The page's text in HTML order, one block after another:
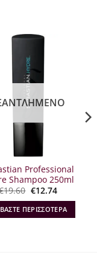
Professional
Shampoo 250ml
19.60 Original
price
was:
€19.60.
€12.74Η
τρέχουσα
τιμή
είναι:
€12.74.
ΠΕΡΙΣΣΌΤΕΡΑ